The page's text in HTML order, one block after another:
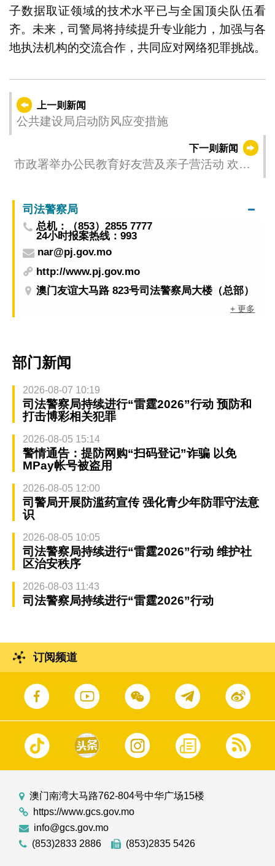
子数据取证领域的技术水平已与全国顶尖队伍看
齐。未来，司警局将持续提升专业能力，加强与各
地执法机构的交流合作，共同应对网络犯罪挑战。
上一则新闻
公共建设局启动防风应变措施
下一则新闻
市政署举办公民教育好友营及亲子营活动 欢迎
司法警察局
总机：（853）2855 7777
24小时报案热线：993
nar@pj.gov.mo
http://www.pj.gov.mo
澳门友谊大马路 823号司法警察局大楼（总部）
+ 更多
部门新闻
2026-08-07 10:19
司法警察局持续进行“雷霆2026”行动 预防和
打击博彩相关犯罪
2026-08-05 15:14
警情通告：提防网购“扫码登记”诈骗 以免
MPay帐号被盗用
2026-08-05 12:00
司警局开展防滥药宣传 强化青少年防罪守法意
识
2026-08-05 10:05
司法警察局持续进行“雷霆2026”行动 维护社
区治安秩序
2026-08-03 11:43
司法警察局持续进行“雷霆2026”行动
订阅频道
澳门南湾大马路762-804号中华广场15楼
https://www.gcs.gov.mo
info@gcs.gov.mo
(853)2833 2886
(853)2835 5426